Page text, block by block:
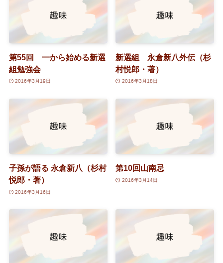
第55回 一から始める新選
組勉強会
2016年3月19日
新選組 永倉新八外伝（杉
村悦郎・著）
2016年3月18日
子孫が語る 永倉新八（杉村
悦郎・著）
2016年3月16日
第10回山南忌
2016年3月14日